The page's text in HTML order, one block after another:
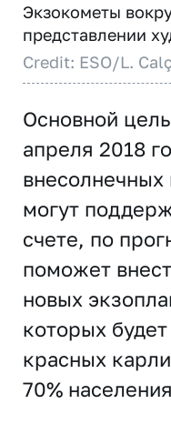
Экзокометы
представлении
Credit: ESO/L.
Основной
апреля 2018
могут
счете, по
поможет
новых
которых
красных
70%